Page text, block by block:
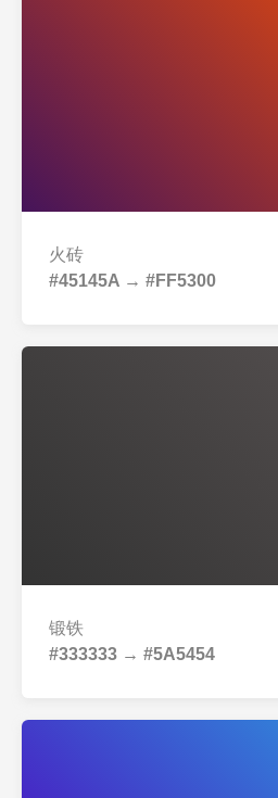
火砖
#45145A → #FF5300
锻铁
#333333 → #5A5454